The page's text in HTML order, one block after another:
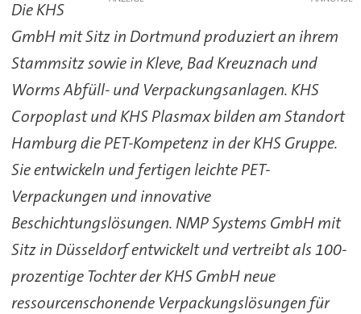
Die KHS
GmbH mit Sitz in Dortmund produziert an ihrem
Stammsitz sowie in Kleve, Bad Kreuznach und
Worms Abfüll- und Verpackungsanlagen. KHS
Corpoplast und KHS Plasmax bilden am Standort
Hamburg die PET-Kompetenz in der KHS Gruppe.
Sie entwickeln und fertigen leichte PET-
Verpackungen und innovative
Beschichtungslösungen. NMP Systems GmbH mit
Sitz in Düsseldorf entwickelt und vertreibt als 100-
prozentige Tochter der KHS GmbH neue
ressourcenschonende Verpackungslösungen für